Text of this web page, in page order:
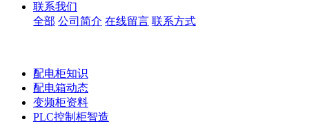
联系我们
全部 公司简介 在线留言 联系方式
配电柜知识
配电箱动态
变频柜资料
PLC控制柜智造